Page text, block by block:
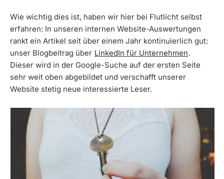
Wie wichtig dies ist, haben wir hier bei Flutlicht selbst
erfahren: In unseren internen Website-Auswertungen
rankt ein Artikel seit über einem Jahr kontinuierlich gut:
unser Blogbeitrag über LinkedIn für Unternehmen.
Dieser wird in der Google-Suche auf der ersten Seite
sehr weit oben abgebildet und verschafft unserer
Website stetig neue interessierte Leser.